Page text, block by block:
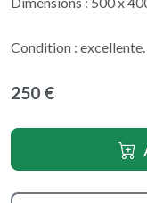
Condition : excellente.
250 €